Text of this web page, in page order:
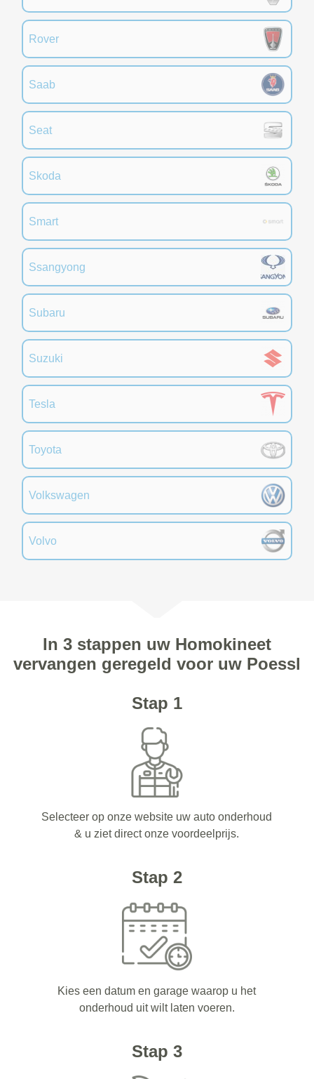
Rover
Saab
Seat
Skoda
Smart
Ssangyong
Subaru
Suzuki
Tesla
Toyota
Volkswagen
Volvo
In 3 stappen uw Homokineet
vervangen geregeld voor uw Poessl
Stap 1
Selecteer op onze website uw auto onderhoud
& u ziet direct onze voordeelprijs.
Stap 2
Kies een datum en garage waarop u het
onderhoud uit wilt laten voeren.
Stap 3